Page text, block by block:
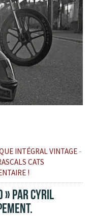
INTÉGRAL VINTAGE -
CATS
!
» PAR CYRIL